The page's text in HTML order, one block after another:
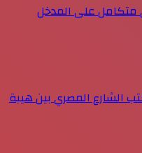
على المدخل
الشارع المصري بين هيبة